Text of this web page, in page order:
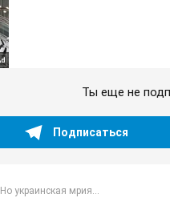
Ты еще не
Подписаться
Но украинская мрия...